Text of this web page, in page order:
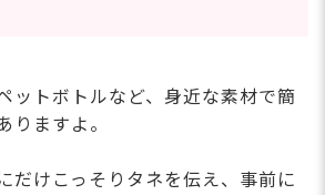
ットボトルなど、身近な素材で簡
りますよ。
だけこっそりタネを伝え、事前に